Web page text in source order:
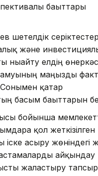
бағыттары
шетелдік
және
елдің
маңызды
Сонымен қатар
басым бағыттарын
бойынша
қол жеткізілген
іске асыру
айқындау
жалғастыру